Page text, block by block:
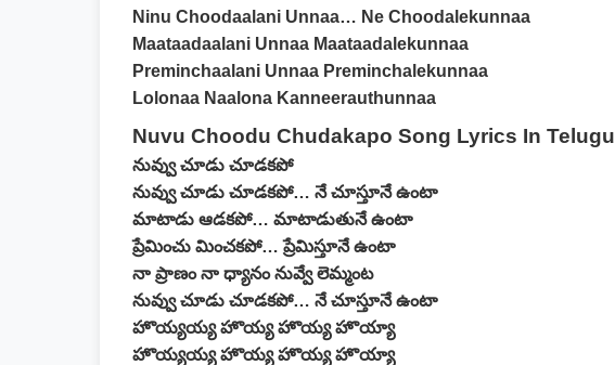
Ninu Choodaalani Unnaa… Ne Choodalekunnaa
Maataadaalani Unnaa Maataadalekunnaa
Preminchaalani Unnaa Preminchalekunnaa
Lolonaa Naalona Kanneerauthunnaa
Nuvu Choodu Chudakapo Song Lyrics In Telugu
నువ్వు చూడు చూడకపో
నువ్వు చూడు చూడకపో… నే చూస్తూనే ఉంటా
మాటాడు ఆడకపో… మాటాడుతునే ఉంటా
ప్రేమించు మించకపో… ప్రేమిస్తూనే ఉంటా
నా ప్రాణం నా ధ్యానం నువ్వే లెమ్మంట
నువ్వు చూడు చూడకపో… నే చూస్తూనే ఉంటా
హొయ్యయ్య హొయ్య హొయ్య హొయ్యా
హొయ్యయ్య హొయ్య హొయ్య హొయ్యా